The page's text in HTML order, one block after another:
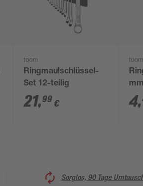
toom
Ringmaulschlüssel-
Set 12-teilig
21,99 €
toom
mm
4,
Sorglos, 90 Tage